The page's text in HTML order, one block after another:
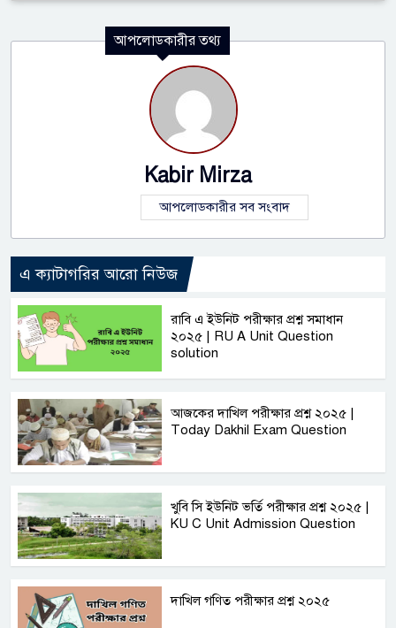
আপলোডকারীর তথ্য
Kabir Mirza
আপলোডকারীর সব সংবাদ
এ ক্যাটাগরির আরো নিউজ
রাবি এ ইউনিট পরীক্ষার প্রশ্ন সমাধান
২০২৫ | RU A Unit Question
solution
আজকের দাখিল পরীক্ষার প্রশ্ন ২০২৫ |
Today Dakhil Exam Question
খুবি সি ইউনিট ভর্তি পরীক্ষার প্রশ্ন ২০২৫ |
KU C Unit Admission Question
দাখিল গণিত পরীক্ষার প্রশ্ন ২০২৫